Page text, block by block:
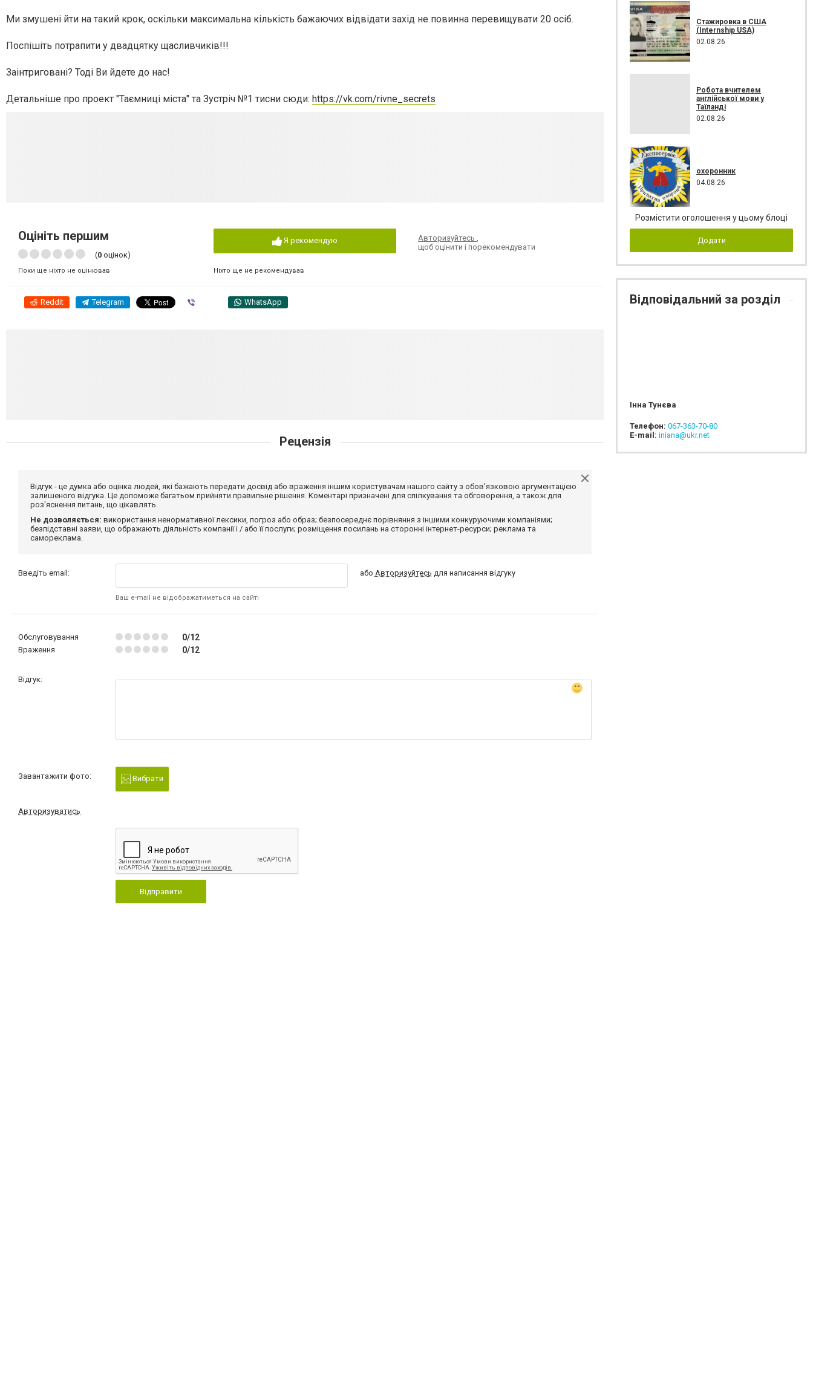
Ми змушені йти на такий крок, оскільки максимальна кількість бажаючих відвідати захід не повинна перевищувати 20 осіб.
Поспішіть потрапити у двадцятку щасливчиків!!!
Заінтриговані? Тоді Ви йдете до нас!
Детальніше про проект "Таємниці міста" та Зустріч №1 тисни сюди: https://vk.com/rivne_secrets
Оцініть першим
(0 оцінок)
Поки ще ніхто не оцінював
Я рекомендую
Ніхто ще не рекомендував
Авторизуйтесь,
щоб оцінити і порекомендувати
Reddit Telegram WhatsApp
Рецензія
Відгук - це думка або оцінка людей, які бажають передати досвід або враження іншим користувачам нашого сайту з обов'язковою аргументацією
залишеного відгука. Це допоможе багатьом прийняти правильне рішення. Коментарі призначені для спілкування та обговорення, а також для
роз'яснення питань, що цікавлять.
Не дозволяється: використання ненормативної лексики, погроз або образ; безпосереднє порівняння з іншими конкуруючими компаніями;
безпідставні заяви, що ображають діяльність компанії і / або її послуги; розміщення посилань на сторонні інтернет-ресурси; реклама та
самореклама.
Введіть email:
Ваш e-mail не відображатиметься на сайті
або Авторизуйтесь для написання відгуку
Обслуговування 0/12
Враження 0/12
Відгук:
Завантажити фото: Вибрати
Авторизуватись
Відправити
Стажировка в США
(Internship USA)
02.08.26
Робота вчителем
англійської мови у
Таїланді
02.08.26
охоронник
04.08.26
Розмістити оголошення у цьому блоці
Додати
Відповідальний за розділ
Інна Тунєва
Телефон: 067-363-70-80
E-mail: iniana@ukr.net